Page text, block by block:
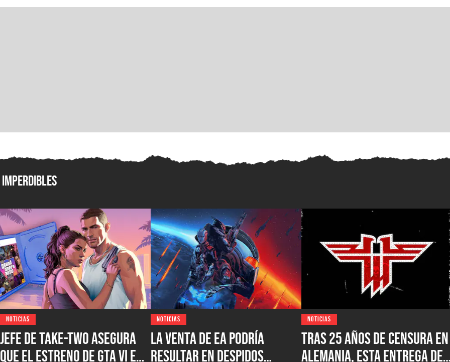
Imperdibles
NOTICIAS
Jefe de Take-Two asegura
que el estreno de GTA VI en
NOTICIAS
La venta de EA podría
resultar en despidos
NOTICIAS
Tras 25 años de censura en
Alemania, esta entrega de